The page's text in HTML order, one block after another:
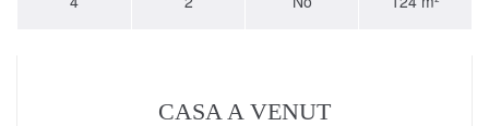
CASA A VENUT